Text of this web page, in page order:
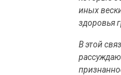
иных
здоровья
В этой